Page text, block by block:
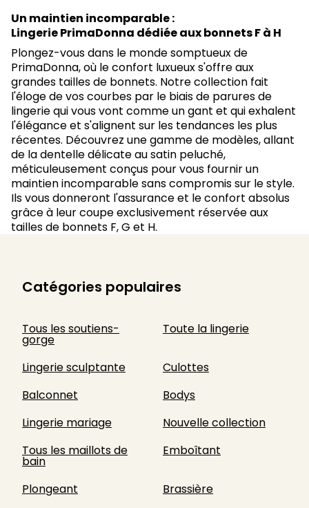
Un maintien incomparable :
Lingerie PrimaDonna dédiée aux bonnets F à H
Plongez-vous dans le monde somptueux de
PrimaDonna, où le confort luxueux s'offre aux
grandes tailles de bonnets. Notre collection fait
l'éloge de vos courbes par le biais de parures de
lingerie qui vous vont comme un gant et qui exhalent
l'élégance et s'alignent sur les tendances les plus
récentes. Découvrez une gamme de modèles, allant
de la dentelle délicate au satin peluché,
méticuleusement conçus pour vous fournir un
maintien incomparable sans compromis sur le style.
Ils vous donneront l'assurance et le confort absolus
grâce à leur coupe exclusivement réservée aux
tailles de bonnets F, G et H.
Catégories populaires
Tous les soutiens-
gorge
Toute la lingerie
Lingerie sculptante
Culottes
Balconnet
Bodys
Lingerie mariage
Nouvelle collection
Tous les maillots de
bain
Emboîtant
Plongeant
Brassière